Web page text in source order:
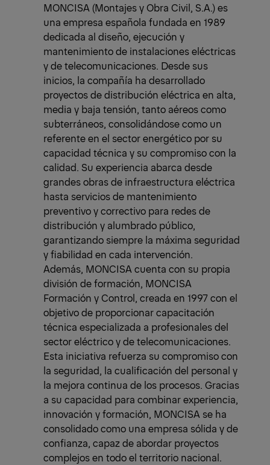
MONCISA (Montajes y Obra Civil, S.A.) es
una empresa española fundada en 1989
dedicada al diseño, ejecución y
mantenimiento de instalaciones eléctricas
y de telecomunicaciones. Desde sus
inicios, la compañía ha desarrollado
proyectos de distribución eléctrica en alta,
media y baja tensión, tanto aéreos como
subterráneos, consolidándose como un
referente en el sector energético por su
capacidad técnica y su compromiso con la
calidad. Su experiencia abarca desde
grandes obras de infraestructura eléctrica
hasta servicios de mantenimiento
preventivo y correctivo para redes de
distribución y alumbrado público,
garantizando siempre la máxima seguridad
y fiabilidad en cada intervención.
Además, MONCISA cuenta con su propia
división de formación, MONCISA
Formación y Control, creada en 1997 con el
objetivo de proporcionar capacitación
técnica especializada a profesionales del
sector eléctrico y de telecomunicaciones.
Esta iniciativa refuerza su compromiso con
la seguridad, la cualificación del personal y
la mejora continua de los procesos. Gracias
a su capacidad para combinar experiencia,
innovación y formación, MONCISA se ha
consolidado como una empresa sólida y de
confianza, capaz de abordar proyectos
complejos en todo el territorio nacional.